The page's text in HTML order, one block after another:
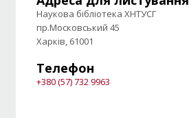
Наукова бібліотека ХНТУСГ
пр.Московський 45
Харків, 61001
Телефон
+380 (57) 732 9963